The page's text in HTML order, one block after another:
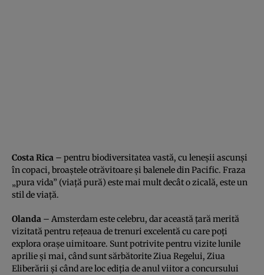
Costa Rica – pentru biodiversitatea vastă, cu leneşii ascunşi
în copaci, broaştele otrăvitoare şi balenele din Pacific. Fraza
„pura vida” (viaţă pură) este mai mult decât o zicală, este un
stil de viaţă.
Olanda – Amsterdam este celebru, dar această ţară merită
vizitată pentru reţeaua de trenuri excelentă cu care poţi
explora oraşe uimitoare. Sunt potrivite pentru vizite lunile
aprilie şi mai, când sunt sărbătorite Ziua Regelui, Ziua
Eliberării şi când are loc ediţia de anul viitor a concursului